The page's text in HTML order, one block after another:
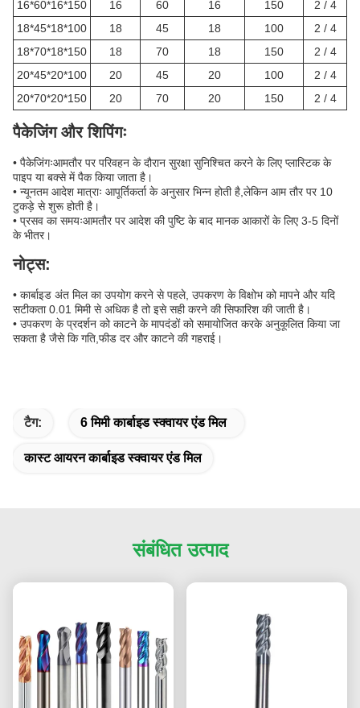
16*60*16*150 16 60 16 150
2 / 4
18*45*18*100
18 45 18 100
2 / 4
18*70*18*150
18 70 18 150
2 / 4
20*45*20*100
20 45 20 100
2 / 4
20*70*20*150
20 70 20 150 2 / 4
पैकेजिंग और शिपिंगः
• पैकेजिंगःआमतौर पर परिवहन के दौरान सुरक्षा सुनिश्चित करने के लिए प्लास्टिक के
पाइप या बक्से में पैक किया जाता है।
• न्यूनतम आदेश मात्राः आपूर्तिकर्ता के अनुसार भिन्न होती है,लेकिन आम तौर पर 10
टुकड़े से शुरू होती है।
• प्रसव का समयःआमतौर पर आदेश की पुष्टि के बाद मानक आकारों के लिए 3-5 दिनों
के भीतर।
नोट्स:
• कार्बाइड अंत मिल का उपयोग करने से पहले, उपकरण के विक्षोभ को मापने और यदि
सटीकता 0.01 मिमी से अधिक है तो इसे सही करने की सिफारिश की जाती है।
• उपकरण के प्रदर्शन को काटने के मापदंडों को समायोजित करके अनुकूलित किया जा
सकता है जैसे कि गति,फीड दर और काटने की गहराई।
टैग: 6 मिमी कार्बाइड स्क्वायर एंड मिल
कास्ट आयरन कार्बाइड स्क्वायर एंड मिल
संबंधित उत्पाद